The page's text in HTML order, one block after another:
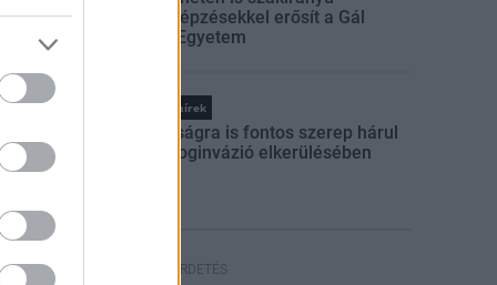
továbbképzésekkel erősít a Gál
Ferenc Egyetem
Országos hírek
A lakosságra is fontos szerep hárul
a szúnyoginvázió elkerülésében
HIRDETÉS